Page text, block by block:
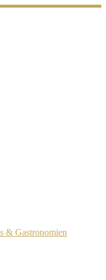
& Gastronomien